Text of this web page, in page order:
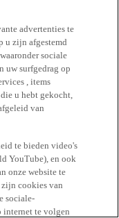
advertenties te
u zijn afgestemd
sociale
uw surfgedrag op
, items
u hebt gekocht,
van
te bieden video's
YouTube), en ook
onze website te
cookies van
sociale-
internet te volgen